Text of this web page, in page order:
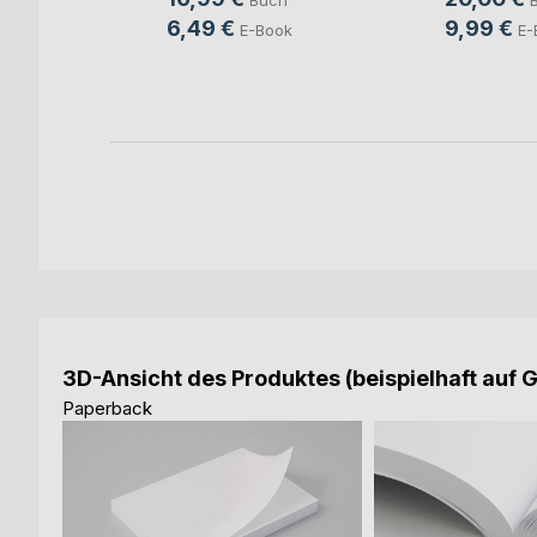
6,49 € E-Book 9,99 €
3D-Ansicht des Produktes (beispielhaft auf
Paperback